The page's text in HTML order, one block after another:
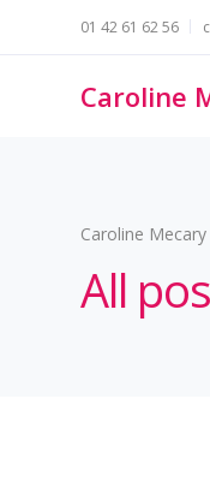
01 42 61 62 56
Caroline
Caroline Mecary
All